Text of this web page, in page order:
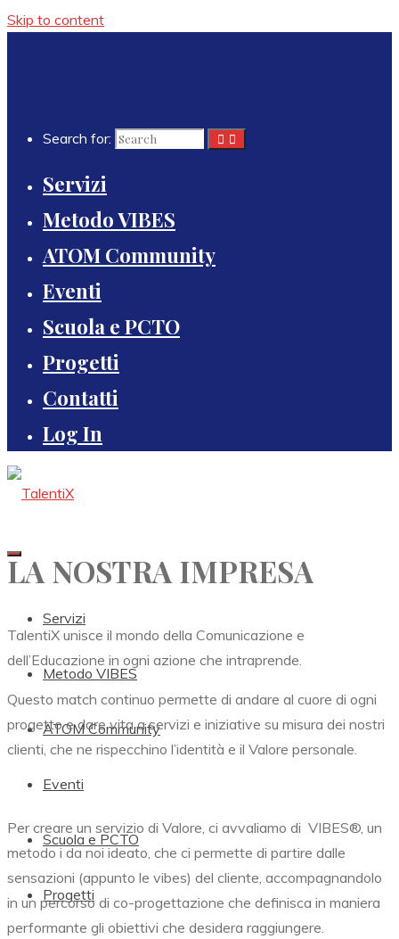
Skip to content
Search for:
Servizi
Metodo VIBES
ATOM Community
Eventi
Scuola e PCTO
Progetti
Contatti
Log In
Servizi
Metodo VIBES
ATOM Community
Eventi
Scuola e PCTO
Progetti
LA NOSTRA IMPRESA
TalentiX unisce il mondo della Comunicazione e
dell’Educazione in ogni azione che intraprende.
Questo match continuo permette di andare al cuore di ogni
progetto e dare vita a servizi e iniziative su misura dei nostri
clienti, che ne rispecchino l’identità e il Valore personale.
Per creare un servizio di Valore, ci avvaliamo di VIBES®, un
metodo i da noi ideato, che ci permette di partire dalle
sensazioni (appunto le vibes) del cliente, accompagnandolo
in un percorso di co-progettazione che definisca in maniera
performante gli obiettivi che desidera raggiungere.